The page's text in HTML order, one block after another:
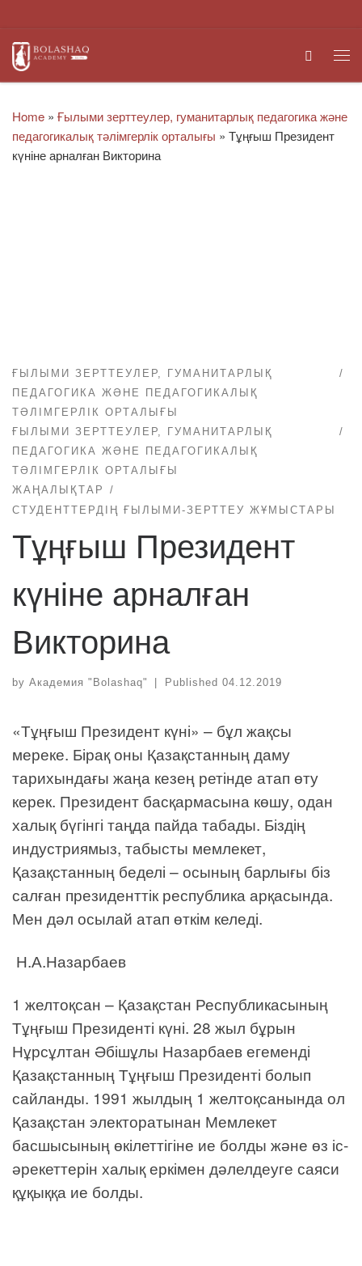
Search
Home » Ғылыми зерттеулер, гуманитарлық педагогика және
педагогикалық тәлімгерлік орталығы » Тұңғыш Президент
күніне арналған Викторина
ҒЫЛЫМИ ЗЕРТТЕУЛЕР, ГУМАНИТАРЛЫҚ
ПЕДАГОГИКА ЖӘНЕ ПЕДАГОГИКАЛЫҚ
ТӘЛІМГЕРЛІК ОРТАЛЫҒЫ
ҒЫЛЫМИ ЗЕРТТЕУЛЕР, ГУМАНИТАРЛЫҚ
ПЕДАГОГИКА ЖӘНЕ ПЕДАГОГИКАЛЫҚ
ТӘЛІМГЕРЛІК ОРТАЛЫҒЫ
ЖАҢАЛЫҚТАР
СТУДЕНТТЕРДІҢ ҒЫЛЫМИ-ЗЕРТТЕУ ЖҰМЫСТАРЫ
Тұңғыш Президент
күніне арналған
Викторина
by Академия "Bolashaq" Published 04.12.2019
«Тұңғыш Президент күні» – бұл жақсы
мереке. Бірақ оны Қазақстанның даму
тарихындағы жаңа кезең ретінде атап өту
керек. Президент басқармасына көшу, одан
халық бүгінгі таңда пайда табады. Біздің
индустриямыз, табысты мемлекет,
Қазақстанның беделі – осының барлығы біз
салған президенттік республика арқасында.
Мен дәл осылай атап өткім келеді.
Н.А.Назарбаев
1 желтоқсан – Қазақстан Республикасының
Тұңғыш Президенті күні. 28 жыл бұрын
Нұрсұлтан Әбішұлы Назарбаев егеменді
Қазақстанның Тұңғыш Президенті болып
сайланды. 1991 жылдың 1 желтоқсанында ол
Қазақстан электоратынан Мемлекет
басшысының өкілеттігіне ие болды және өз іс-
әрекеттерін халық еркімен дәлелдеуге саяси
құқыққа ие болды.